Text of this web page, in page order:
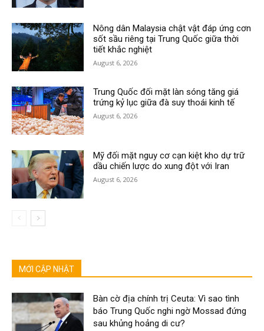
Nông dân Malaysia chật vật đáp ứng cơn
sốt sầu riêng tại Trung Quốc giữa thời
tiết khắc nghiệt
August 6, 2026
Trung Quốc đối mặt làn sóng tăng giá
trứng kỷ lục giữa đà suy thoái kinh tế
August 6, 2026
Mỹ đối mặt nguy cơ cạn kiệt kho dự trữ
dầu chiến lược do xung đột với Iran
August 6, 2026
MỚI CẬP NHẬT
Bàn cờ địa chính trị Ceuta: Vì sao tình
báo Trung Quốc nghi ngờ Mossad đứng
sau khủng hoảng di cư?